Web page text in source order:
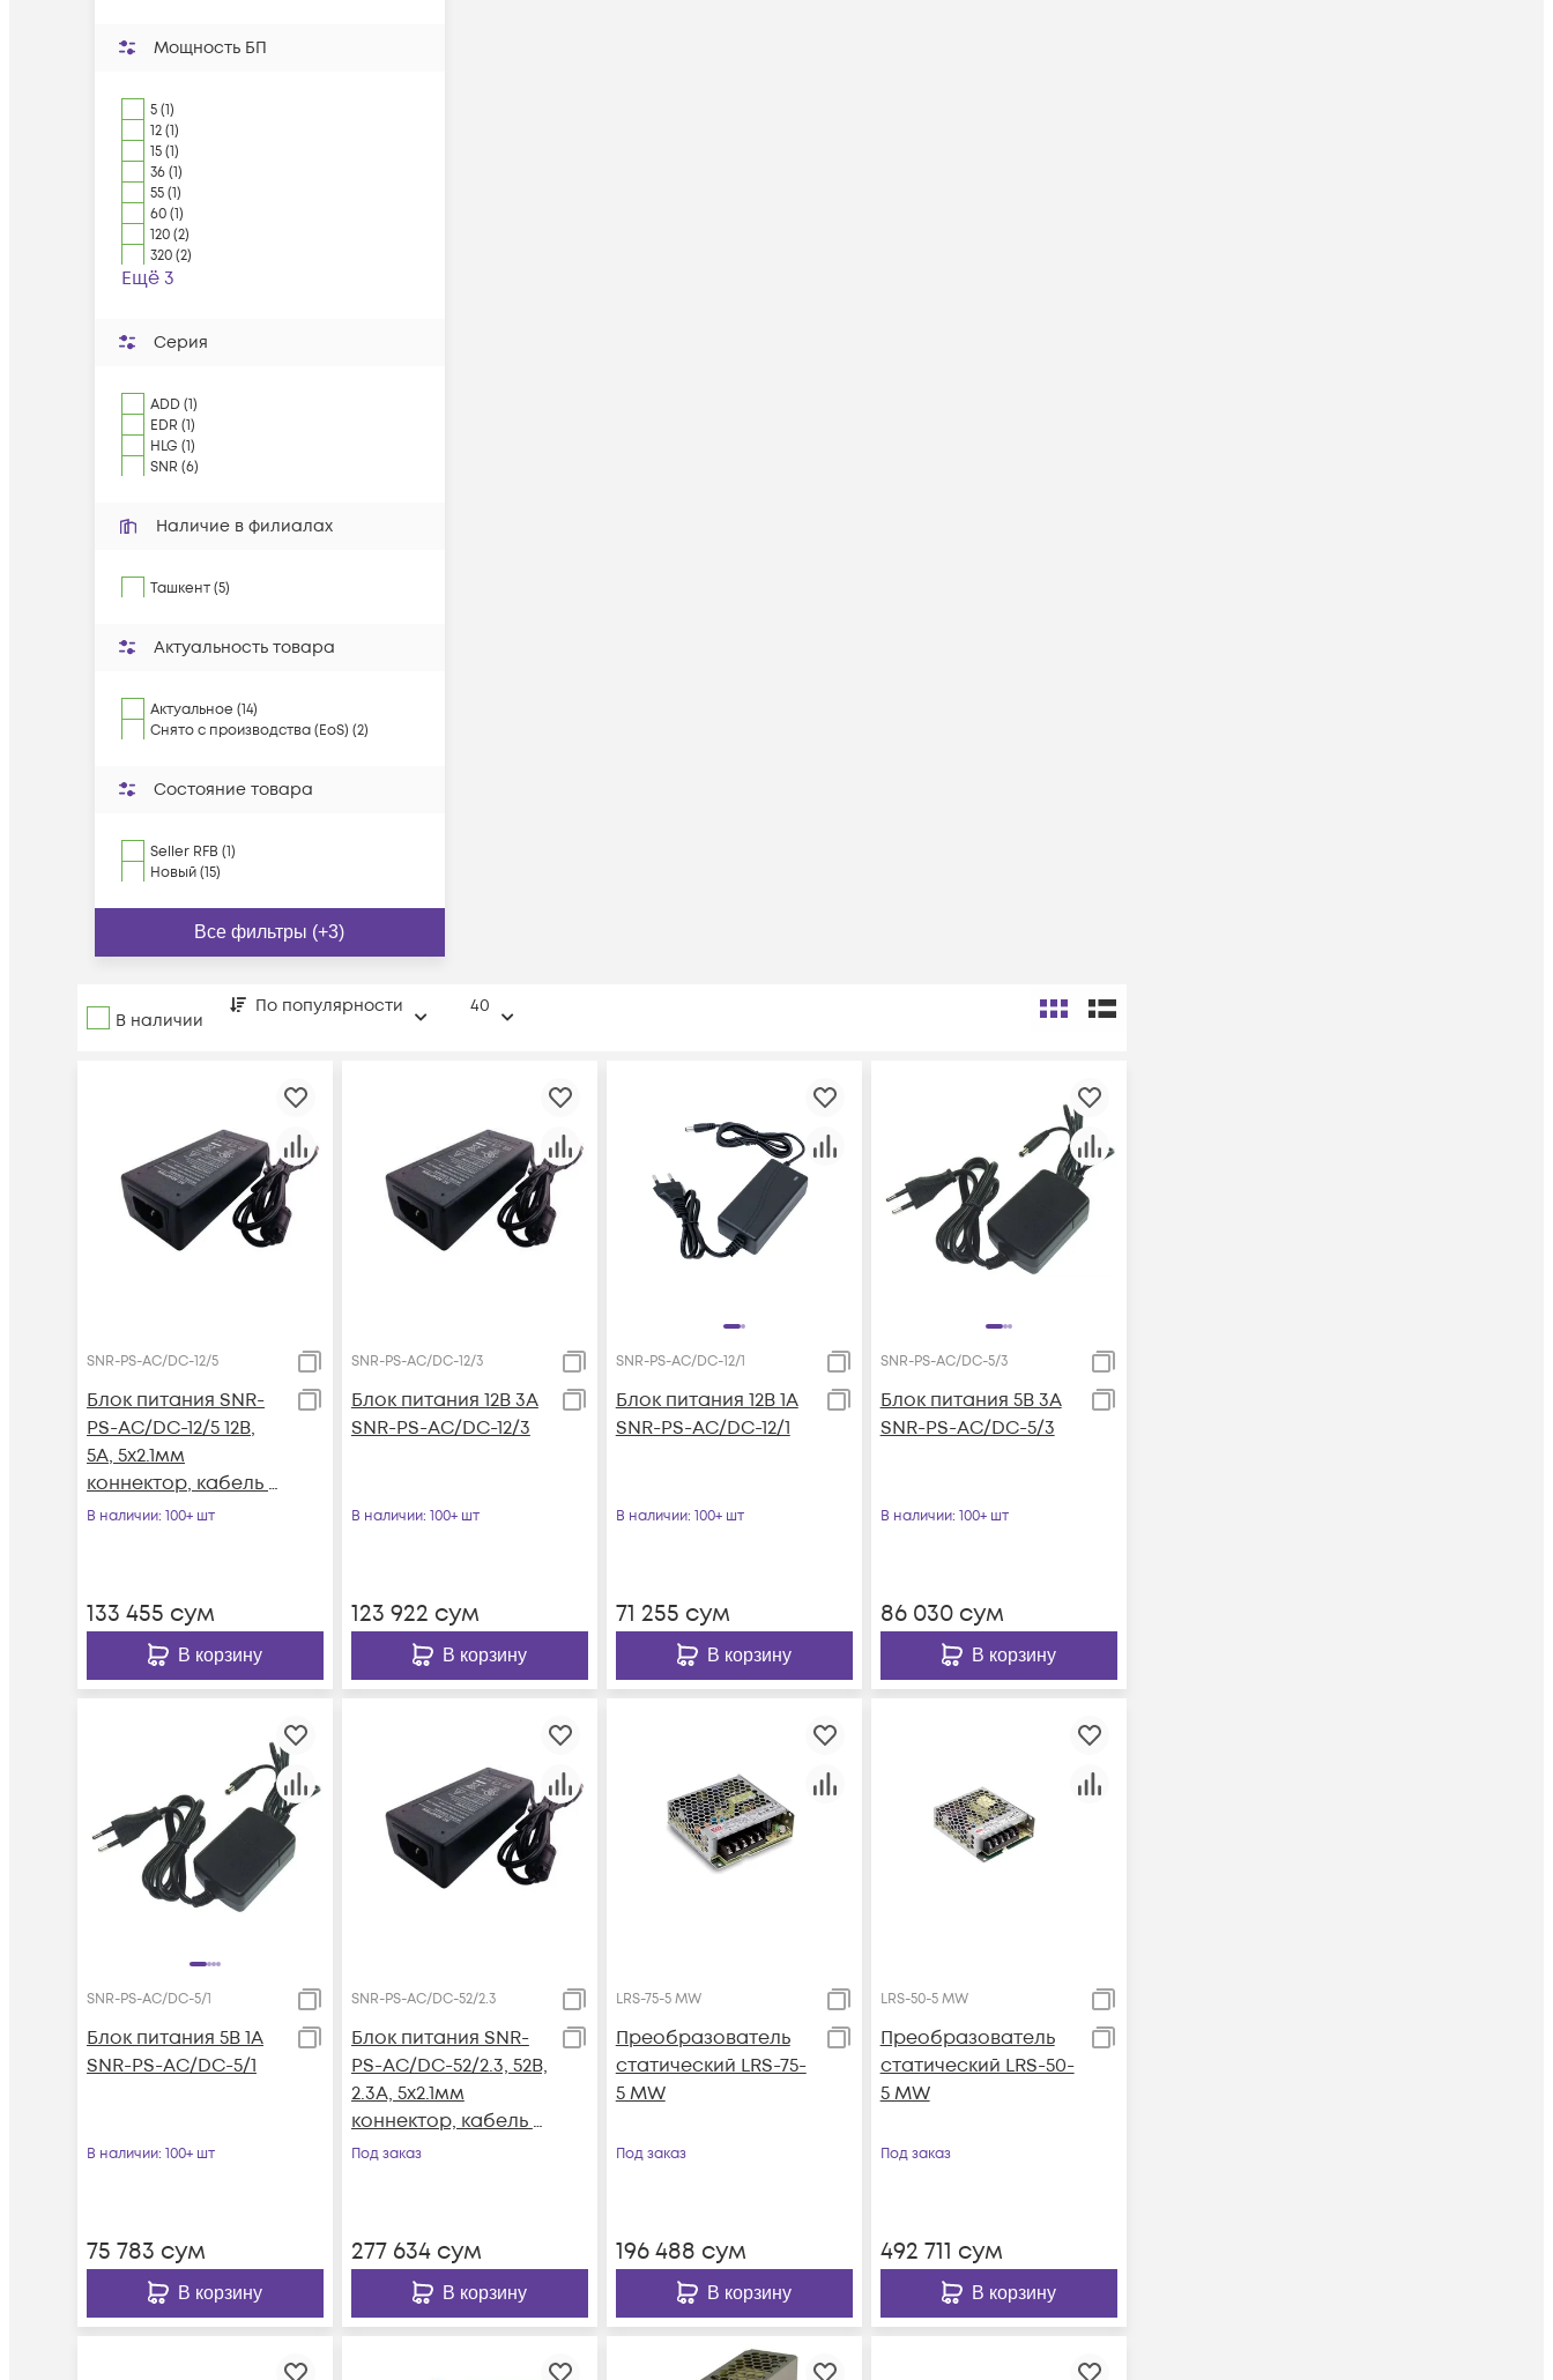
Мощность БП
5 (1)
12 (1)
15 (1)
36 (1)
55 (1)
60 (1)
120 (2)
320 (2)
Ещё 3
Серия
ADD (1)
EDR (1)
HLG (1)
SNR (6)
Наличие в филиалах
Ташкент (5)
Актуальность товара
Актуальное (14)
Снято с производства (EoS) (2)
Состояние товара
Seller RFB (1)
Новый (15)
Все фильтры (+3)
В наличии
По популярности 40
SNR-PS-AC/DC-12/5
Блок питания SNR-
PS-AC/DC-12/5 12В,
5А, 5x2.1мм
коннектор, кабель с
вилкой для подкл. к
В наличии: 100+ шт
133 455 сум
В корзину
SNR-PS-AC/DC-12/3
Блок питания 12В 3А
SNR-PS-AC/DC-12/3
В наличии: 100+ шт
123 922 сум
В корзину
SNR-PS-AC/DC-12/1
Блок питания 12В 1А
SNR-PS-AC/DC-12/1
В наличии: 100+ шт
71 255 сум
В корзину
SNR-PS-AC/DC-5/3
Блок питания 5В 3А
SNR-PS-AC/DC-5/3
В наличии: 100+ шт
86 030сум
В корзину
SNR-PS-AC/DC-5/1
Блок питания 5В 1А
SNR-PS-AC/DC-5/1
В наличии: 100+ шт
75 783 сум
В корзину
SNR-PS-AC/DC-52/2.3
Блок питания SNR-
PS-AC/DC-52/2.3, 52В,
2.3А, 5x2.1мм
коннектор, кабель с
вилкой для подкл. к
Под заказ
277 634сум
В корзину
LRS-75-5 MW
Преобразователь
статический LRS-75-
5 MW
Под заказ
196 488 сум
В корзину
LRS-50-5 MW
Преобразователь
статический LRS-50-
5 MW
Под заказ
492 711 сум
В корзину